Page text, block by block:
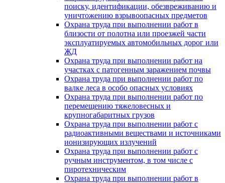
поиску, идентификации, обезвреживанию и
уничтожению взрывоопасных предметов
Охрана труда при выполнении работ в
близости от полотна или проезжей части
эксплуатируемых автомобильных дорог или
ЖД
Охрана труда при выполнении работ на
участках с патогенным заражением почвы
Охрана труда при выполнении работ по
валке леса в особо опасных условиях
Охрана труда при выполнении работ по
перемещению тяжеловесных и
крупногабаритных грузов
Охрана труда при выполнении работ с
радиоактивными веществами и источниками
ионизирующих излучений
Охрана труда при выполнении работ с
ручным инструментом, в том числе с
пиротехническим
Охрана труда при выполнении работ в